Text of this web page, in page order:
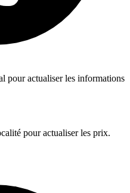
pour actualiser les informations
pour actualiser les prix.